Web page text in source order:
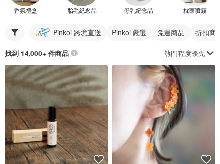
香氛禮盒 胎毛紀念品 母乳紀念品 枕頭噴霧
Pinkoi 跨境直送 Pinkoi 嚴選 免運商品 折扣商
找到 14,000+ 件商品 熱門程度優先